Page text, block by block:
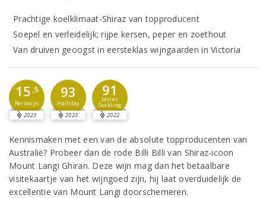
Prachtige koelklimaat-Shiraz van topproducent
Soepel en verleidelijk; rijpe kersen, peper en zoethout
Van druiven geoogst in eersteklas wijngaarden in Victoria
15 ,5
Perswijn
2023
93
Halliday
2023
91
James
Suckling
2022
Kennismaken met een van de absolute topproducenten van
Australië? Probeer dan de rode Billi Billi van Shiraz-icoon
Mount Langi Ghiran. Deze wijn mag dan het betaalbare
visitekaartje van het wijngoed zijn, hij laat overduidelijk de
excellentie van Mount Langi doorschemeren.